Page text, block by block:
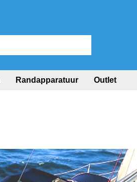
Randapparatuur Outlet